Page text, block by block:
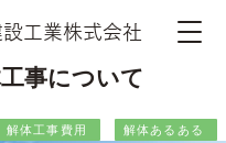
設工業株式会社
事について
解体工事費用 解体あるある